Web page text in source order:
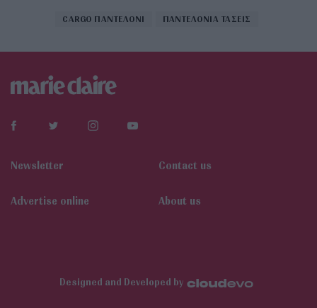
CARGO ΠΑΝΤΕΛΟΝΙ ΠΑΝΤΕΛΟΝΙΑ ΤΑΣΕΙΣ
Newsletter Contact us
Αdvertise online About us
Designed and Developed by